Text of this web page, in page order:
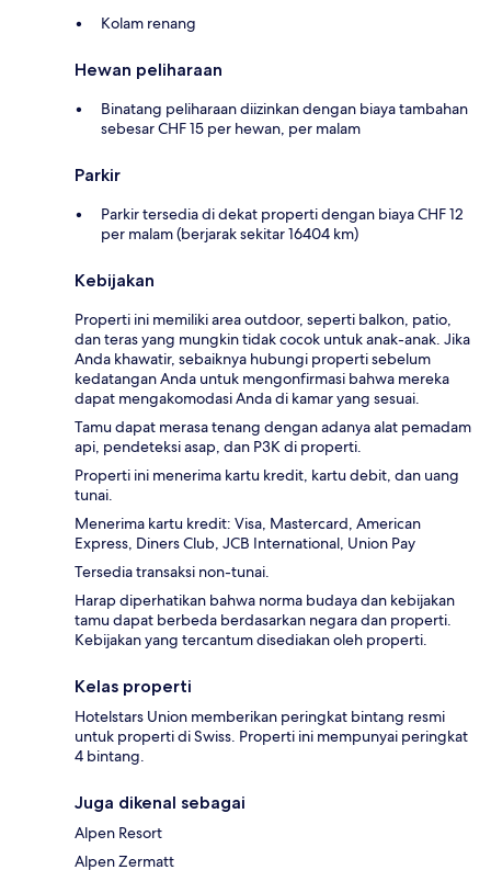
Kolam renang
Hewan peliharaan
Binatang peliharaan diizinkan dengan biaya tambahan
sebesar CHF 15 per hewan, per malam
Parkir
Parkir tersedia di dekat properti dengan biaya CHF 12
per malam (berjarak sekitar 16404 km)
Kebijakan
Properti ini memiliki area outdoor, seperti balkon, patio,
dan teras yang mungkin tidak cocok untuk anak-anak. Jika
Anda khawatir, sebaiknya hubungi properti sebelum
kedatangan Anda untuk mengonfirmasi bahwa mereka
dapat mengakomodasi Anda di kamar yang sesuai.
Tamu dapat merasa tenang dengan adanya alat pemadam
api, pendeteksi asap, dan P3K di properti.
Properti ini menerima kartu kredit, kartu debit, dan uang
tunai.
Menerima kartu kredit: Visa, Mastercard, American
Express, Diners Club, JCB International, Union Pay
Tersedia transaksi non-tunai.
Harap diperhatikan bahwa norma budaya dan kebijakan
tamu dapat berbeda berdasarkan negara dan properti.
Kebijakan yang tercantum disediakan oleh properti.
Kelas properti
Hotelstars Union memberikan peringkat bintang resmi
untuk properti di Swiss. Properti ini mempunyai peringkat
4 bintang.
Juga dikenal sebagai
Alpen Resort
Alpen Zermatt